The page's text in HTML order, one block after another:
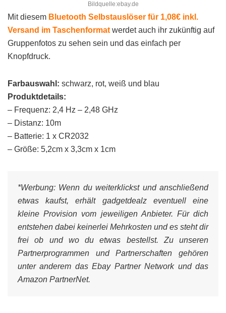
Bildquelle:ebay.de
Mit diesem Bluetooth Selbstauslöser für 1,08€ inkl.
Versand im Taschenformat werdet auch ihr zukünftig auf
Gruppenfotos zu sehen sein und das einfach per
Knopfdruck.
Farbauswahl: schwarz, rot, weiß und blau
Produktdetails:
– Frequenz: 2,4 Hz – 2,48 GHz
– Distanz: 10m
– Batterie: 1 x CR2032
– Größe: 5,2cm x 3,3cm x 1cm
*Werbung: Wenn du weiterklickst und anschließend
etwas kaufst, erhält gadgetdealz eventuell eine
kleine Provision vom jeweiligen Anbieter. Für dich
entstehen dabei keinerlei Mehrkosten und es steht dir
frei ob und wo du etwas bestellst. Zu unseren
Partnerprogrammen und Partnerschaften gehören
unter anderem das Ebay Partner Network und das
Amazon PartnerNet.